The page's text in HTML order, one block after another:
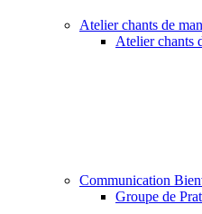
Atelier chants de
Atelier chants
Communication
Groupe de